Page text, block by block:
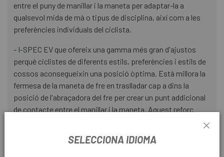
entre el puny de manillar i la maneta per adaptar-la a
qualsevol mida de mà o tipus de disciplina, així com a les
preferències individuals del ciclista.
- I-SPEC EV que ofereix una gamma més gran d'ajustos
perquè ciclistes de diferents estils, preferències i estils de
cossos aconsegueixin una posició òptima. Està millora la
fermesa de la maneta de fre en traslladar cap a dins la
posició de l'abraçadora del fre per crear un punt addicional
de contacte entre el manillar i la maneta. Aquest reforç
entre l'abraçadora i el punt de suport per a altres
SELECCIONA IDIOMA